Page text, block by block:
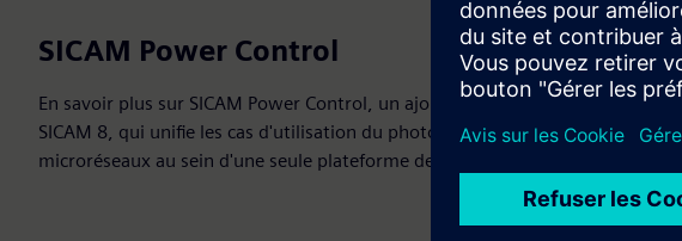
SICAM Power Control
En savoir plus sur SICAM Power Control, un ajout à la famille d'applications
SICAM 8, qui unifie les cas d'utilisation du photovoltaïque, du BESS, des
microréseaux au sein d'une seule plateforme de contrôle modulaire.